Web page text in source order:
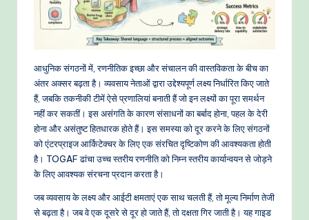
A
W
o
fl
आधुनिक संगठनों में, रणनीतिक इच्छा और संचालन की वास्तविकता के बीच का
अंतर अक्सर बढ़ता है। व्यवसाय नेताओं द्वारा उद्देश्यपूर्ण लक्ष्य निर्धारित किए जाते
हैं, जबकि तकनीकी टीमें ऐसे प्रणालियां बनाती हैं जो इन लक्ष्यों का पूरा समर्थन
नहीं कर सकतीं। इस असंगति के कारण संसाधनों का बर्बाद होना, पहल के देरी
होना और असंतुष्ट हितधारक होते हैं। इस समस्या को दूर करने के लिए संगठनों
को एंटरप्राइज आर्किटेक्चर के लिए एक संरचित दृष्टिकोण की आवश्यकता होती
है। TOGAF ढांचा उच्च स्तरीय रणनीति को निम्न स्तरीय कार्यान्वयन से जोड़ने
के लिए आवश्यक संरचना प्रदान करता है।
जब व्यवसाय के लक्ष्य और आईटी क्षमताएं एक साथ चलती हैं, तो मूल्य निर्माण तेजी
से बढ़ता है। जब वे एक दूसरे से दूर हो जाते हैं, तो दक्षता गिर जाती है। यह गाइड